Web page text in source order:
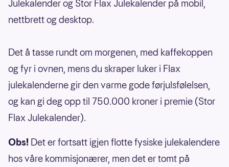
Julekalender og Stor Flax Julekalender på mobil,
nettbrett og desktop.
Det å tasse rundt om morgenen, med kaffekoppen
og fyr i ovnen, mens du skraper luker i Flax
julekalenderne gir den varme gode førjulsfølelsen,
og kan gi deg opp til 750.000 kroner i premie (Stor
Flax Julekalender).
Obs! Det er fortsatt igjen flotte fysiske julekalendere
hos våre kommisjonærer, men det er tomt på